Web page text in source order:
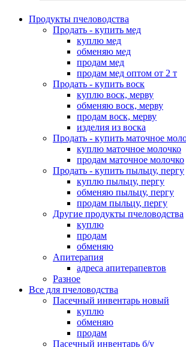
Продукты пчеловодства
Продать - купить мед
куплю мед
обменяю мед
продам мед
продам мед оптом от 2 т
Продать - купить воск
куплю воск, мерву
обменяю воск, мерву
продам воск, мерву
изделия из воска
Продать - купить маточное
куплю маточное молочко
продам маточное молочко
Продать - купить пыльцу, пергу
куплю пыльцу, пергу
обменяю пыльцу, пергу
продам пыльцу, пергу
Другие продукты пчеловодства
куплю
продам
обменяю
Апитерапия
адреса апитерапевтов
Разное
Все для пчеловодства
Пасечный инвентарь новый
куплю
обменяю
продам
Пасечный инвентарь б/у